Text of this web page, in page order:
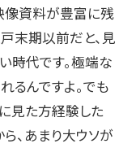
像資料が豊富に残
末期以前だと、見
時代です。極端な
るんですよ。でも
見た方経験した
、あまり大ウソが